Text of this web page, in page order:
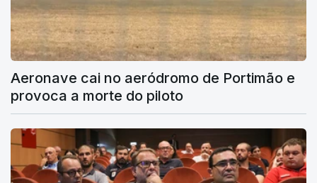
Aeronave cai no aeródromo de Portimão e
provoca a morte do piloto